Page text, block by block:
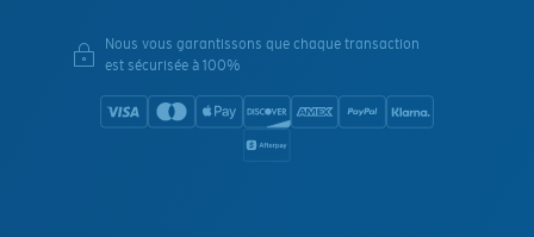
Nous vous garantissons que chaque transaction
est sécurisée à 100%